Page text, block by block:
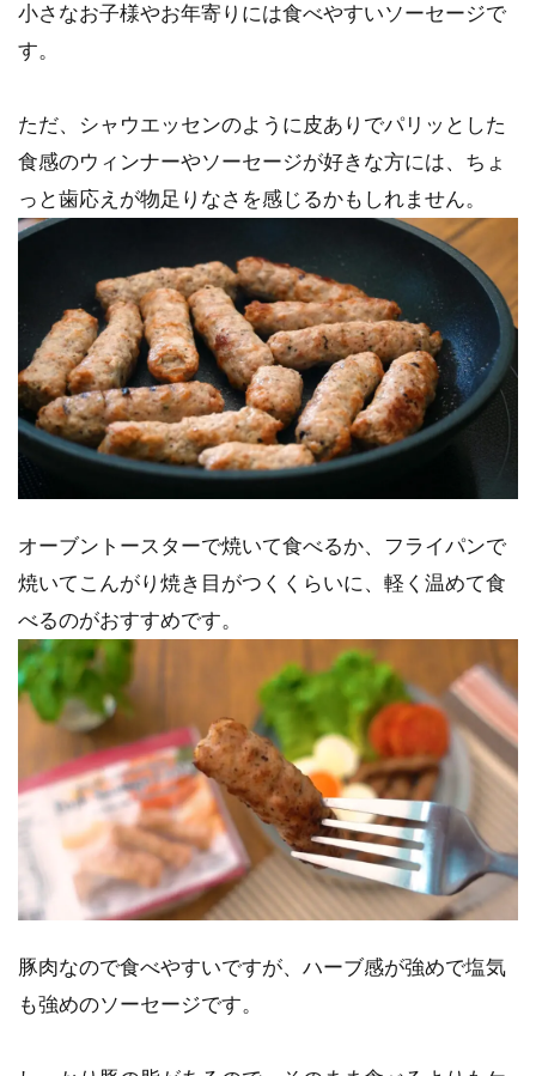
小さなお子様やお年寄りには食べやすいソーセージで
す。
ただ、シャウエッセンのように皮ありでパリッとした
食感のウィンナーやソーセージが好きな方には、ちょ
っと歯応えが物足りなさを感じるかもしれません。
オーブントースターで焼いて食べるか、フライパンで
焼いてこんがり焼き目がつくくらいに、軽く温めて食
べるのがおすすめです。
豚肉なので食べやすいですが、ハーブ感が強めで塩気
も強めのソーセージです。